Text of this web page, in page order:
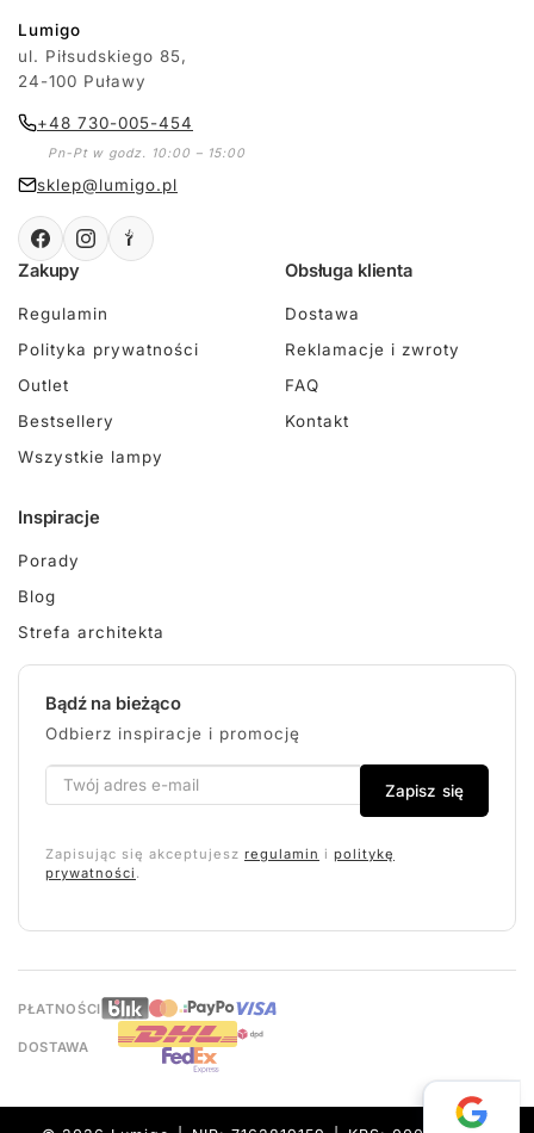
Lumigo
ul. Piłsudskiego 85,
24-100 Puławy
+48 730-005-454
Pn-Pt w godz. 10:00 – 15:00
sklep@lumigo.pl
Zakupy
Regulamin
Polityka prywatności
Outlet
Bestsellery
Wszystkie lampy
Obsługa klienta
Dostawa
Reklamacje i zwroty
FAQ
Kontakt
Inspiracje
Porady
Blog
Strefa architekta
Bądź na bieżąco
Odbierz inspiracje i promocję
Zapisz się
Zapisując się akceptujesz regulamin i politykę
prywatności .
PŁATNOŚCI
DOSTAWA